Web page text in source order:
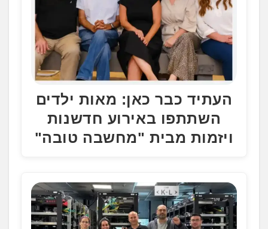
העתיד כבר כאן: מאות ילדים
השתתפו באירוע חדשנות
ויזמות מבית "מחשבה טובה"